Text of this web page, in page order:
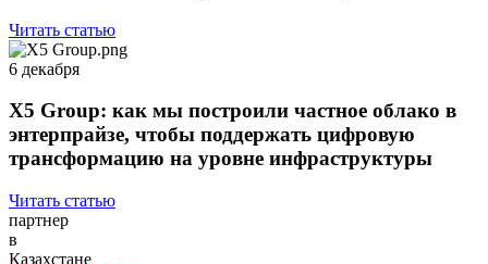
Читать статью
6 декабря
Х5 Group: как мы построили частное облако в
энтерпрайзе, чтобы поддержать цифровую
трансформацию на уровне инфраструктуры
Читать статью
партнер
в
Казахстане